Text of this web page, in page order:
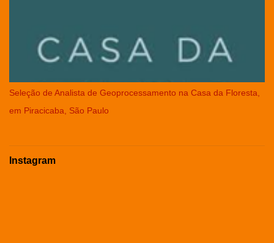
Seleção de Analista de Geoprocessamento na Casa da Floresta,
em Piracicaba, São Paulo
Instagram